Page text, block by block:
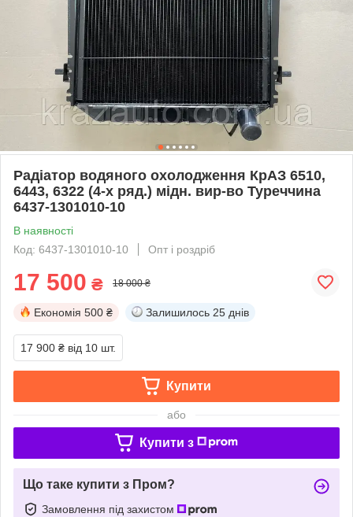
Радіатор водяного охолодження КрАЗ 6510,
6443, 6322 (4-х ряд.) мідн. вир-во Туреччина
6437-1301010-10
В наявності
Код: 6437-1301010-10
Опт і роздріб
17 500 ₴ 18 000 ₴
Економія 500 ₴ Залишилось 25 днів
17 900 ₴ від 10 шт.
Купити
або
Купити з
Що таке купити з Пром?
Замовлення під захистом